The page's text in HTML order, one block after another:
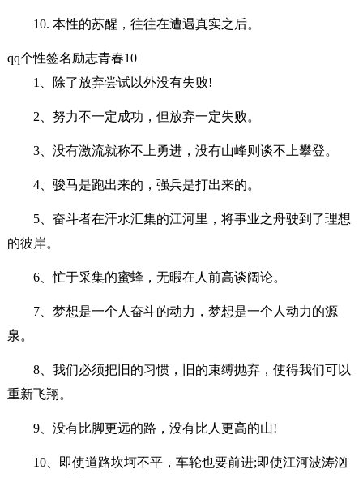
10. 本性的苏醒，往往在遭遇真实之后。
qq个性签名励志青春10
1、除了放弃尝试以外没有失败!
2、努力不一定成功，但放弃一定失败。
3、没有激流就称不上勇进，没有山峰则谈不上攀登。
4、骏马是跑出来的，强兵是打出来的。
5、奋斗者在汗水汇集的江河里，将事业之舟驶到了理想
的彼岸。
6、忙于采集的蜜蜂，无暇在人前高谈阔论。
7、梦想是一个人奋斗的动力，梦想是一个人动力的源
泉。
8、我们必须把旧的习惯，旧的束缚抛弃，使得我们可以
重新飞翔。
9、没有比脚更远的路，没有比人更高的山!
10、即使道路坎坷不平，车轮也要前进;即使江河波涛汹